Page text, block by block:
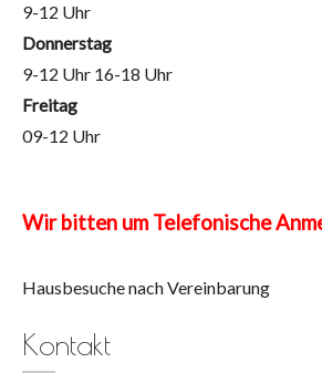
9-12 Uhr
Donnerstag
9-12 Uhr 16-18 Uhr
Freitag
09-12 Uhr
Wir bitten um Telefonische
Hausbesuche nach Vereinbarung
Kontakt